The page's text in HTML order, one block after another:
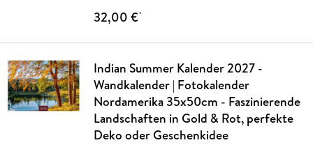
32,00 €*
Indian Summer Kalender 2027 -
Wandkalender | Fotokalender
Nordamerika 35x50cm - Faszinierende
Landschaften in Gold & Rot, perfekte
Deko oder Geschenkidee